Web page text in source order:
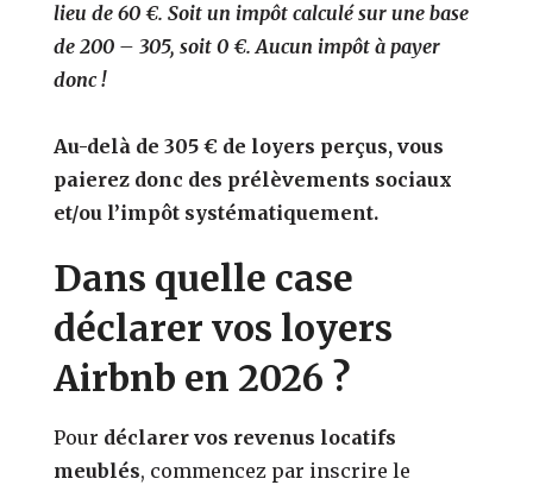
lieu de 60 €. Soit un impôt calculé sur une base
de 200 – 305, soit 0 €. Aucun impôt à payer
donc !
Au-delà de 305 € de loyers perçus, vous
paierez donc des prélèvements sociaux
et/ou l’impôt systématiquement.
Dans quelle case
déclarer vos loyers
Airbnb en 2026 ?
Pour déclarer vos revenus locatifs
meublés, commencez par inscrire le